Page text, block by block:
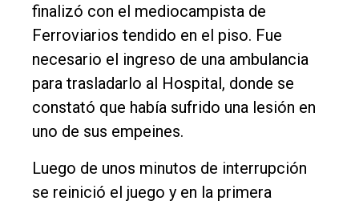
Nosotros
Contacto
finalizó con el mediocampista de
Ferroviarios tendido en el piso. Fue
necesario el ingreso de una ambulancia
para trasladarlo al Hospital, donde se
constató que había sufrido una lesión en
uno de sus empeines.
Luego de unos minutos de interrupción
se reinició el juego y en la primera